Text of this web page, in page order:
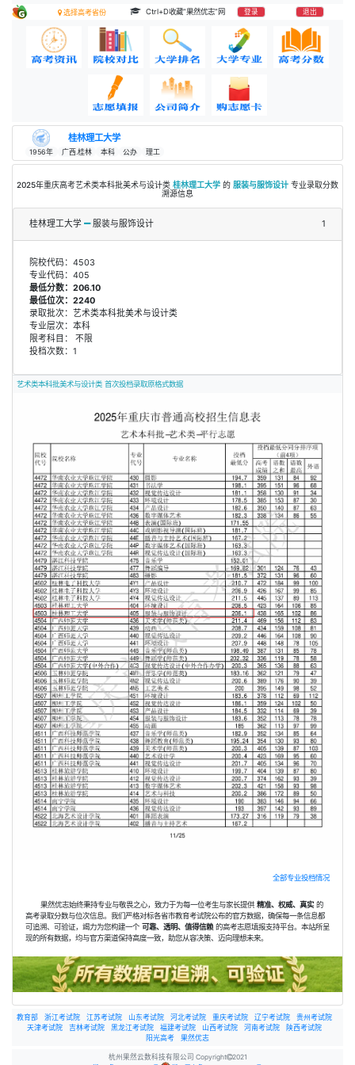
选择高考省份 Ctrl+D收藏“果然优志”网 登录 退出
桂林理工大学
1956年 广西.桂林 本科 公办 理工
2025年重庆高考艺术类本科批美术与设计类 桂林理工大学 的 服装与服饰设计 专业录取分数
溯源信息
桂林理工大学 服装与服饰设计 1
院校代码：4503
专业代码：405
最低分数：206.10
最低位次：2240
录取批次：艺术类本科批美术与设计类
专业层次：本科
限考科目： 不限
投档次数：1
艺术类本科批美术与设计类 首次投档录取原格式数据
全部专业投档情况
果然优志始终秉持专业与敬畏之心，致力于为每一位考生与家长提供 精准、权威、真实的
高考录取分数与位次信息。我们严格对标各省市教育考试院公布的官方数据，确保每一条信息都
可追溯、可验证，竭力为您构建一个 可靠、透明、值得信赖 的高考志愿填报支持平台。本站所呈
现的所有数据，均与官方渠道保持高度一致，助您从容决策、迈向理想未来。
教育部 浙江考试院 江苏考试院 山东考试院 河北考试院 重庆考试院 辽宁考试院
贵州考试院
天津考试院
吉林考试院 黑龙江考试院 福建考试院 山西考试院 河南考试院
陕西考试院
阳光高考
果然优志
杭州果然云数科技有限公司 Copyright 2021